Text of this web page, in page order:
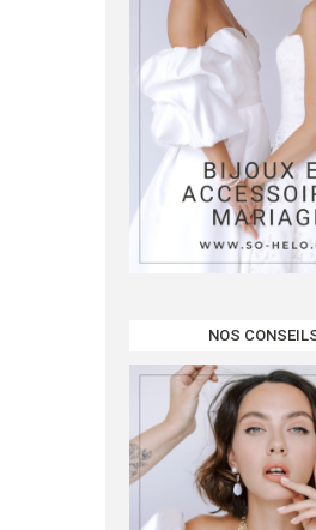
NOS